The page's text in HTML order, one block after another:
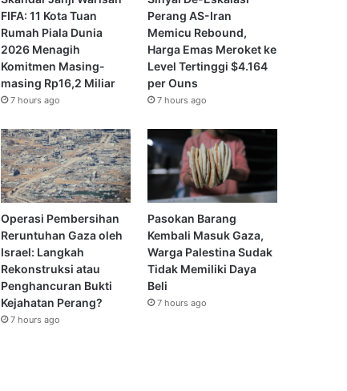
FIFA: 11 Kota Tuan
Rumah Piala Dunia
2026 Menagih
Komitmen Masing-
masing Rp16,2 Miliar
7 hours ago
Perang AS-Iran
Memicu Rebound,
Harga Emas Meroket ke
Level Tertinggi $4.164
per Ouns
7 hours ago
Operasi Pembersihan
Reruntuhan Gaza oleh
Israel: Langkah
Rekonstruksi atau
Penghancuran Bukti
Kejahatan Perang?
7 hours ago
Pasokan Barang
Kembali Masuk Gaza,
Warga Palestina Sudak
Tidak Memiliki Daya
Beli
7 hours ago